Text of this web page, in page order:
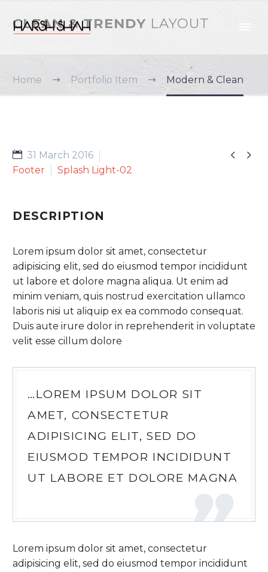
CLEAN & TRENDY LAYOUT
Home Portfolio Item Modern & Clean
 
31 March 2016
Footer
Splash Light-02
DESCRIPTION
Lorem ipsum dolor sit amet, consectetur
adipisicing elit, sed do eiusmod tempor incididunt
ut labore et dolore magna aliqua. Ut enim ad
minim veniam, quis nostrud exercitation ullamco
laboris nisi ut aliquip ex ea commodo consequat.
Duis aute irure dolor in reprehenderit in voluptate
velit esse cillum dolore
…LOREM IPSUM DOLOR SIT
AMET, CONSECTETUR
ADIPISICING ELIT, SED DO
EIUSMOD TEMPOR INCIDIDUNT
UT LABORE ET DOLORE MAGNA
Lorem ipsum dolor sit amet, consectetur
adipisicing elit, sed do eiusmod tempor incididunt